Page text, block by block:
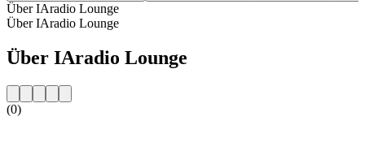
Über IAradio Lounge
Über IAradio Lounge
Über IAradio Lounge
(0)